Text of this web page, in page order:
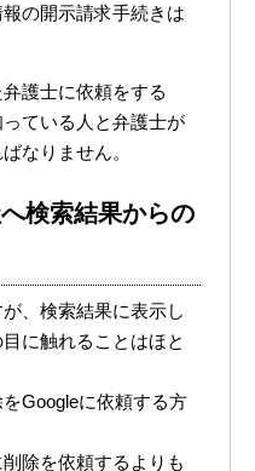
の開示請求手続きは
護士に依頼をする
ている人と弁護士が
なりません。
検索結果からの
、検索結果に表示し
に触れることはほと
Googleに依頼する方
除を依頼するよりも